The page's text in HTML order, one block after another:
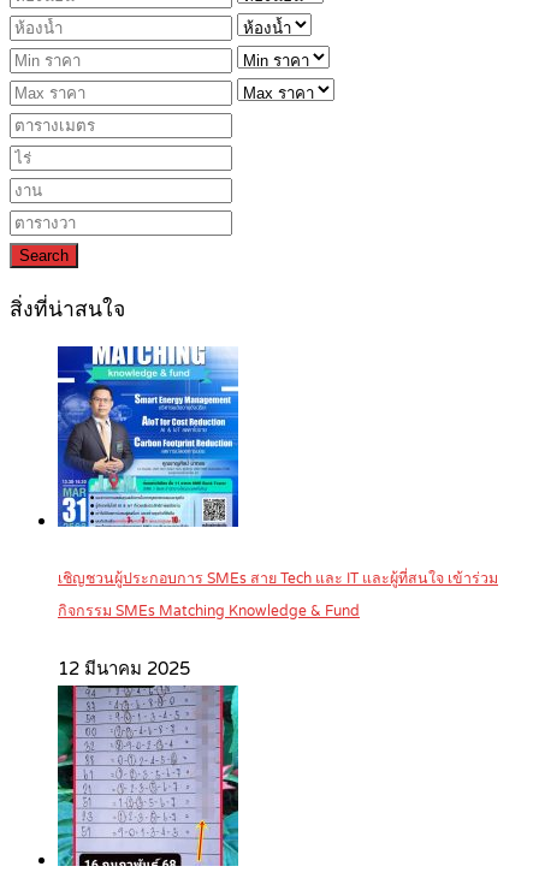
Search
สิ่งที่น่าสนใจ
เชิญชวนผู้ประกอบการ SMEs สาย Tech และ IT และผู้ที่สนใจ เข้าร่วม
กิจกรรม SMEs Matching Knowledge & Fund
12 มีนาคม 2025